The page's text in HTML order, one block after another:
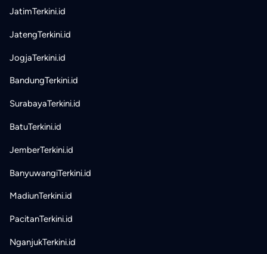
JatimTerkini.id
JatengTerkini.id
JogjaTerkini.id
BandungTerkini.id
SurabayaTerkini.id
BatuTerkini.id
JemberTerkini.id
BanyuwangiTerkini.id
MadiunTerkini.id
PacitanTerkini.id
NganjukTerkini.id